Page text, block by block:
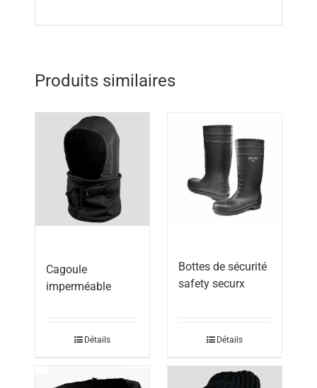
Produits similaires
Cagoule
imperméable
Détails
Bottes de sécurité
safety securx
Détails